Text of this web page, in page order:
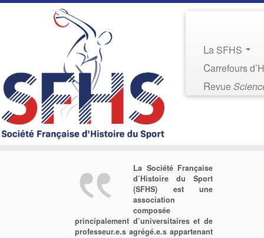
La SFHS
Carrefours
Revue
La Société Française
d’Histoire du Sport
(SFHS) est une
association
composée
principalement d’universitaires et de
professeur.e.s agrégé.e.s appartenant